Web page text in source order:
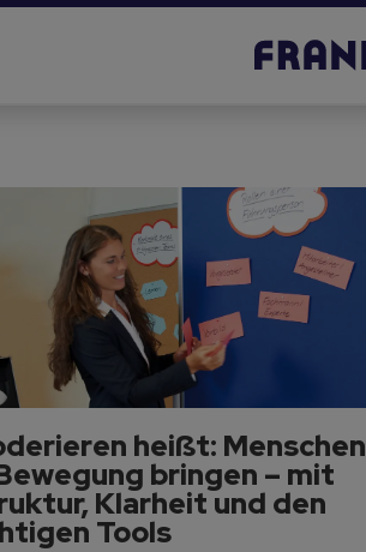
heißt: Menschen
bringen – mit
Klarheit und den
Tools